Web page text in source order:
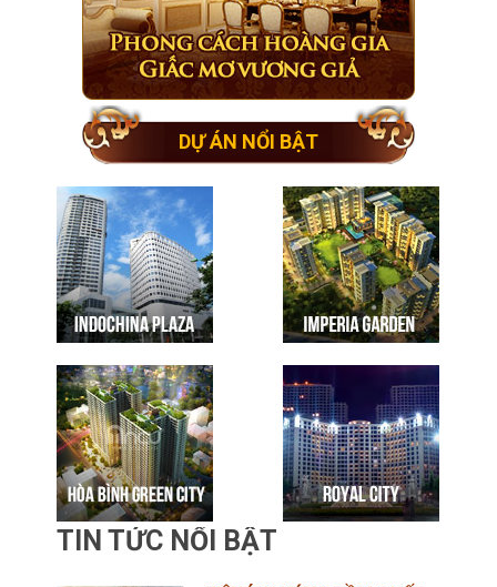
DỰ ÁN NỔI BẬT
TIN TỨC NỔI BẬT